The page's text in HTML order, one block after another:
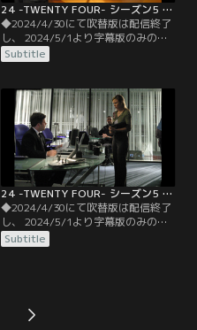
24 -TWENTY FOUR- シーズン5 第08話／字幕
◆2024/4/30にて吹替版は配信終了
し、 2024/5/1より字幕版のみの配
信となります。予めご了承くださ
い。◆字幕／第08話 2：00 P.M.-3：
ストの一味になりすまし、アーウィ
ックの手下に起動装置を届ける作戦
を打ち立てる。一方、ローガン大統
領は国家の威信を守るため…。
Subtitle
24 -TWENTY FOUR- シーズン5 第10話／字幕
◆2024/4/30にて吹替版は配信終了
し、 2024/5/1より字幕版のみの配
信となります。予めご了承くださ
い。◆字幕／第10話 4：00 P.M.-5：
とが判明する。一方、苦悶しつつも
テロリストとの取引に応じたローガ
Subtitle